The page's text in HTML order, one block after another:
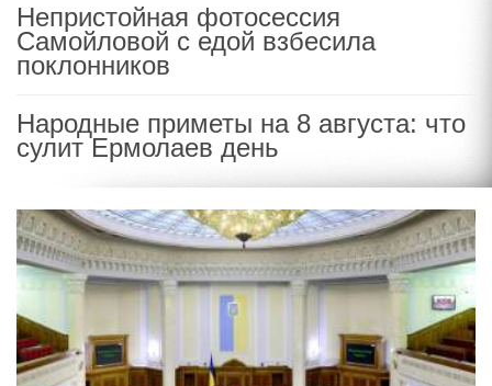
Непристойная фотосессия
Самойловой с едой взбесила
поклонников
Народные приметы на 8 августа: что
сулит Ермолаев день